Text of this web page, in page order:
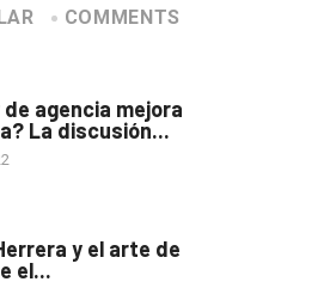
COMMENTS
de agencia mejora
La discusión...
y el arte de
el...